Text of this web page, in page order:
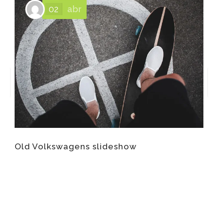
Old Volkswagens slideshow
02 abr